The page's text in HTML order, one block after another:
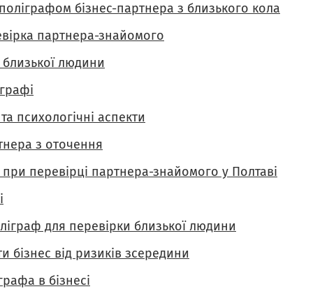
бізнес-партнера з близького кола
партнера-знайомого
людини
психологічні аспекти
з оточення
перевірці партнера-знайомого у Полтаві
для перевірки близької людини
бізнес від ризиків зсередини
в бізнесі